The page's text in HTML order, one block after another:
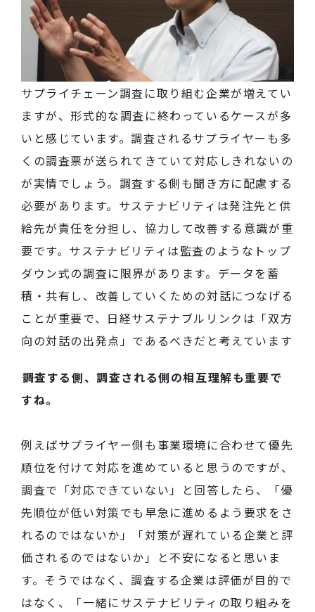
サプライチェーン調査に取り組む企業が増えてい
ますが、形式的な調査に終わっているケースが多
いと感じています。調査されるサプライヤーも多
くの調査票が送られてきていて対応しきれないの
が実情でしょう。調査する側も聞き方に配慮する
必要があります。サステナビリティは発注先と供
給先が責任を分担し、協力して改善する意識が重
要です。サステナビリティは監査のようなトップ
ダウン式の調査に限界があります。データを蓄
積・共有し、改善していくための対話につなげる
ことが重要で、日経サステナブルリンクは「双方
向の対話の出発点」であるべきだと考えています
――調査する側、調査される側の相互理解も重要で
すね。
例えばサプライヤー側も事業環境に合わせて優先
順位を付けて対応を進めていると思うのですが、
調査で「対応できていない」と回答したら、「優
先順位が低い対策でも早急に進めるよう要求をさ
れるのではないか」「対策が遅れている企業と評
価されるのではないか」と不安になると思いま
す。そうではなく、調査する企業は評価が目的で
はなく、「一緒にサステナビリティの取り組みを